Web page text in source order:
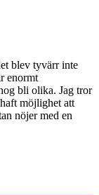
blev tyvärr inte
enormt
bli olika. Jag tror
möjlighet att
nöjer med en